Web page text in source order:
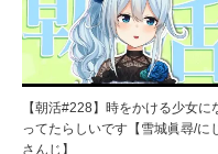
【朝活#228】時をかける少女に
ってたらしいです【雪城眞尋/に
さんじ】